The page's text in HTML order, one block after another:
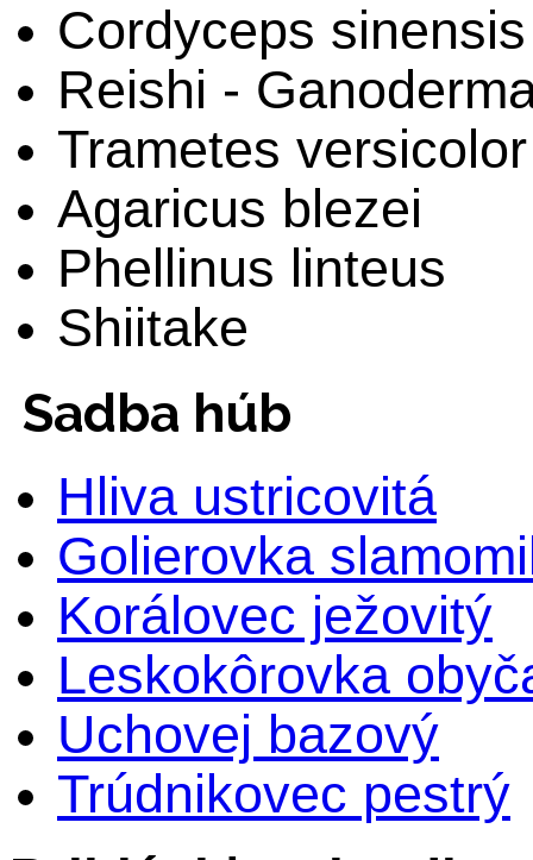
Cordyceps sinensis
Reishi -
Trametes versicolor
Agaricus blezei
Phellinus linteus
Shiitake
Sadba húb
Hliva ustricovitá
Golierovka
Korálovec ježovitý
Leskokôrovka
Uchovej bazový
Trúdnikovec pestrý